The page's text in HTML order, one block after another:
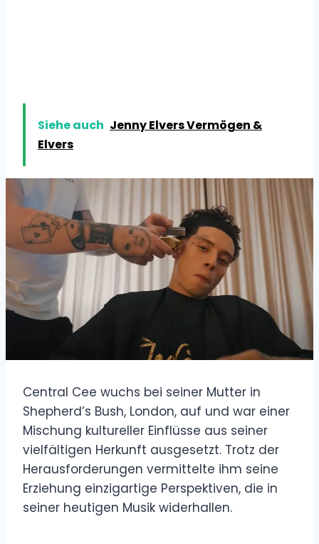
Siehe auch Jenny Elvers Vermögen &
Elvers
Central Cee wuchs bei seiner Mutter in
Shepherd’s Bush, London, auf und war einer
Mischung kultureller Einflüsse aus seiner
vielfältigen Herkunft ausgesetzt. Trotz der
Herausforderungen vermittelte ihm seine
Erziehung einzigartige Perspektiven, die in
seiner heutigen Musik widerhallen.